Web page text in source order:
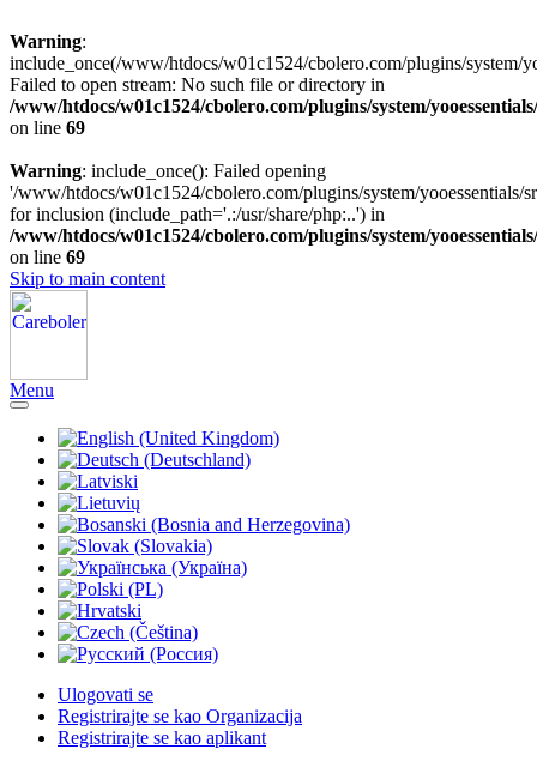
Warning:
include_once(/www/htdocs/w01c1524/cbolero.com/plugins/system/
Failed to open stream: No such file or directory in
/www/htdocs/w01c1524/cbolero.com/plugins/system/
on line 69
Warning: include_once(): Failed opening
'/www/htdocs/w01c1524/cbolero.com/plugins/system/yooessentials/
for inclusion (include_path='.:/usr/share/php:..') in
/www/htdocs/w01c1524/cbolero.com/plugins/system/
on line 69
Skip to main content
Menu
Ulogovati se
Registrirajte se kao Organizacija
Registrirajte se kao aplikant